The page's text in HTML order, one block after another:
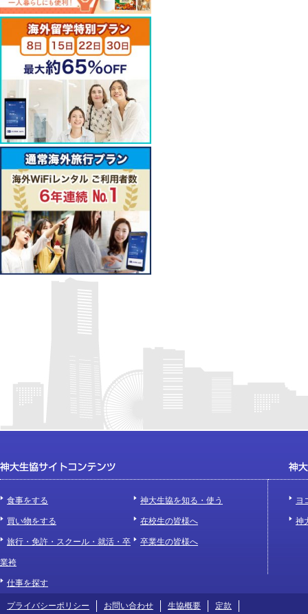
食事をする
買い物をする
旅行・免許・スクール・就活・卒
業袴
仕事を探す
神大生協を知る・使う
在校生の皆様へ
卒業生の皆様へ
ヨ
神
プライバシーポリシー お問い合わせ 生協概要 定款